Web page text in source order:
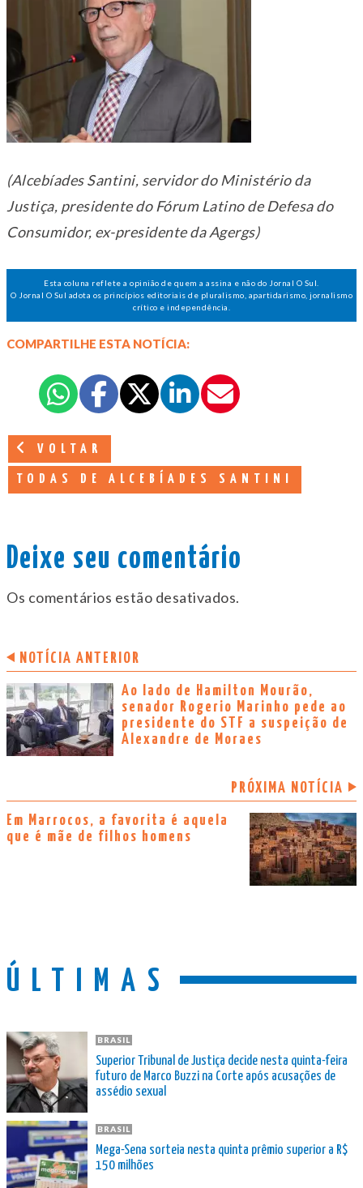
(Alcebíades Santini, servidor do Ministério da
Justiça, presidente do Fórum Latino de Defesa do
Consumidor, ex-presidente da Agergs)
Esta coluna reflete a opinião de quem a assina e não do Jornal O Sul.
O Jornal O Sul adota os princípios editoriais de pluralismo, apartidarismo, jornalismo
crítico e independência.
COMPARTILHE ESTA NOTÍCIA:
VOLTAR
TODAS DE ALCEBÍADES SANTINI
Deixe seu comentário
Os comentários estão desativados.
NOTÍCIA ANTERIOR
Ao lado de Hamilton Mourão,
senador Rogerio Marinho pede ao
presidente do STF a suspeição de
Alexandre de Moraes
PRÓXIMA NOTÍCIA
Em Marrocos, a favorita é aquela
que é mãe de filhos homens
ÚLTIMAS
BRASIL
Superior Tribunal de Justiça decide nesta quinta-feira
futuro de Marco Buzzi na Corte após acusações de
assédio sexual
BRASIL
Mega-Sena sorteia nesta quinta prêmio superior a R$
150 milhões